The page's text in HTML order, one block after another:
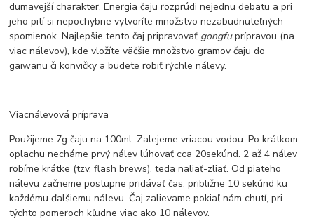
dumavejší charakter. Energia čaju rozprúdi nejednu debatu a pri
jeho pití si nepochybne vytvoríte množstvo nezabudnuteľných
spomienok. Najlepšie tento čaj pripravovať gongfuprípravou (na
viac nálevov), kde vložíte väčšie množstvo gramov čaju do
gaiwanu či konvičky a budete robiť rýchle nálevy.
.....
Viacnálevová príprava
Použijeme 7g čaju na 100ml. Zalejeme vriacou vodou. Po krátkom
oplachu necháme prvý nálev lúhovať cca 20sekúnd. 2 až 4 nálev
robíme krátke (tzv. flash brews), teda naliať-zliať. Od piateho
nálevu začneme postupne pridávať čas, približne 10 sekúnd ku
každému ďalšiemu nálevu. Čaj zalievame pokiaľ nám chutí, pri
týchto pomeroch kľudne viac ako 10 nálevov.